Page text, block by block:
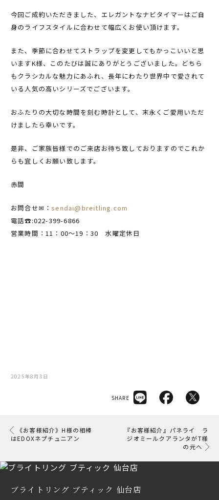
今回ご成約いただきました、エレガントなナビタイマーはご自
身のライフスタイルに合わせて幅広くお使い頂けます。
また、季節に合わせてストラップを変更してもかっこいいと思
いますK様、このたびは誠にありがとうございました。どちら
もクラシカルな魅力にあふれ、長年にわたり世界中で愛されて
いる人気の高いシリーズでございます。
おふたりの大切な時間を刻む時計として、末永くご愛用いただ
けましたら幸いです。
是非、ご家族皆様でのご来店お待ち致しておりますのでこれか
らも宜しくお願い致します。
赤間
お問合せ✉：sendai@breitling.com
電話☎:022-399-6866
営業時間：11：00～19：30 水曜定休日
2025年8月3日
SHARE
《お客様紹介》H様の相棒
はEDOXネプチュニアン
『お客様紹介』パネライ ラ
ジオミールクアランタがT様
の元へ
ブライトリング ブティック 仙台店